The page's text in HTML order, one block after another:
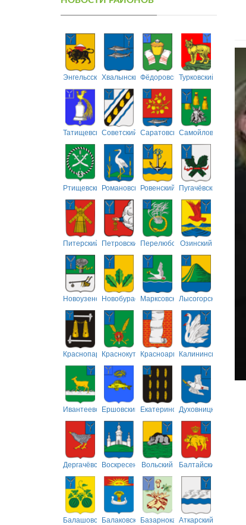
ЭнгельсскийХвалынскийФёдоровскийТурковский
ТатищевскийСоветский СаратовскийСамойловский
РтищевскийРомановскийРовенский Пугачёвский
Питерский ПетровскийПерелюбскийОзинский
НовоузенскийНовобурасскийМарксовскийЛысогорский
Краснопартизанский
КраснокутскийКрасноармейский
Калининский
ИвантеевскийЕршовский ЕкатериновскийДуховницкий
ДергачёвскийВоскресенскийВольский Балтайский
БалашовскийБалаковскийБазарнокарабулакский
Аткарский